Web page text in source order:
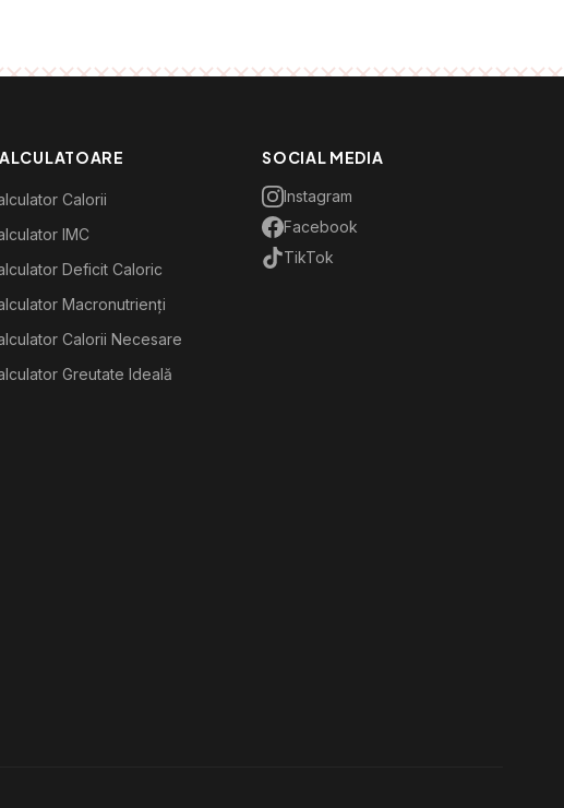
Calorii
IMC
Deficit Caloric
Macronutrienți
Calorii Necesare
Greutate Ideală
SOCIAL MEDIA
Instagram
Facebook
TikTok